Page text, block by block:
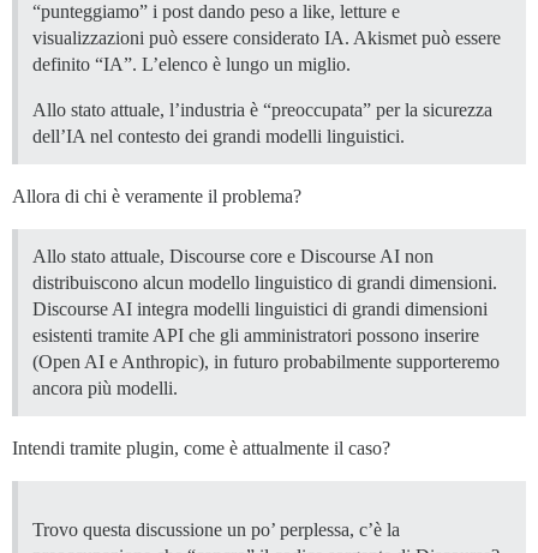
“punteggiamo” i post dando peso a like, letture e
visualizzazioni può essere considerato IA. Akismet può essere
definito “IA”. L’elenco è lungo un miglio.
Allo stato attuale, l’industria è “preoccupata” per la sicurezza
dell’IA nel contesto dei grandi modelli linguistici.
Allora di chi è veramente il problema?
Allo stato attuale, Discourse core e Discourse AI non
distribuiscono alcun modello linguistico di grandi dimensioni.
Discourse AI integra modelli linguistici di grandi dimensioni
esistenti tramite API che gli amministratori possono inserire
(Open AI e Anthropic), in futuro probabilmente supporteremo
ancora più modelli.
Intendi tramite plugin, come è attualmente il caso?
Trovo questa discussione un po’ perplessa, c’è la